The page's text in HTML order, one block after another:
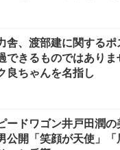
舎、渡部建に関する
できるものではあり
良ちゃんを名指し
ードワゴン井戸田潤の
公開「笑顔が天使」